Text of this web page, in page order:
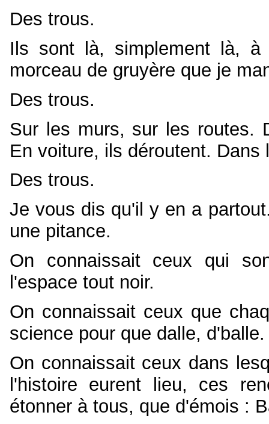
Des trous.
Ils sont là, simplement là,
morceau de gruyère que je
Des trous.
Sur les murs, sur les routes.
En voiture, ils déroutent.
Des trous.
Je vous dis qu'il y en a
une pitance.
On connaissait ceux qui
l'espace tout noir.
On connaissait ceux que
science pour que dalle, d'balle.
On connaissait ceux dans
l'histoire eurent lieu, ces
étonner à tous, que d'émois :